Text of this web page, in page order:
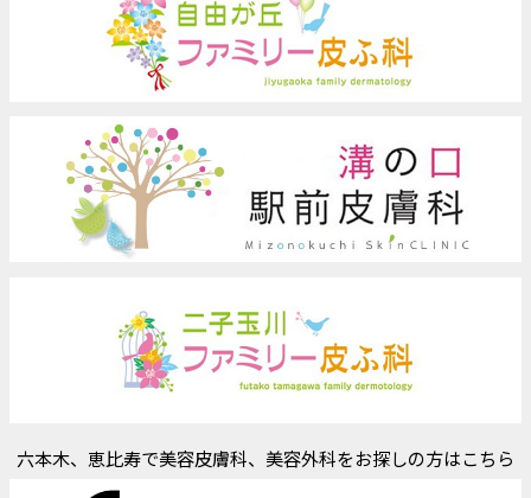
六本木、恵比寿で美容皮膚科、美容外科をお探しの方はこちら